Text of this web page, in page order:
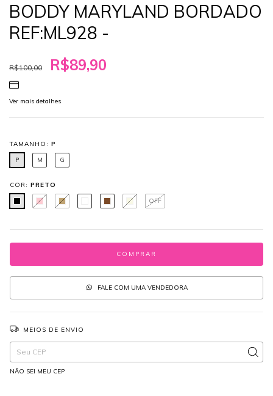
BODDY MARYLAND BORDADO
REF:ML928 -
R$100,00 R$89,90
Ver mais detalhes
TAMANHO: P
P
M G
COR: PRETO
OFF
FALE COM UMA VENDEDORA
MEIOS DE ENVIO
Entregas para o CEP:
ALTERAR CEP
NÃO SEI MEU CEP